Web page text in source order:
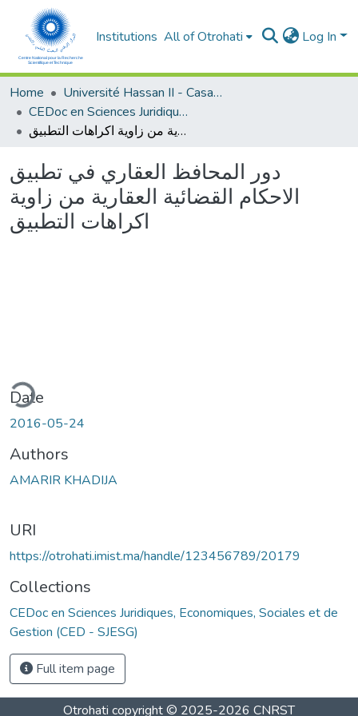
Institutions All of Otrohati Log In
Home
Université Hassan II - Casablanca
CEDoc en Sciences Juridiques, Economiques, Sociales et de Gestion (CED - SJESG)
دور المحافظ العقاري في تطبيق الاحكام القضائية العقارية من زاوية اكراهات التطبيق
دور المحافظ العقاري في تطبيق
الاحكام القضائية العقارية من زاوية
اكراهات التطبيق
Date
2016-05-24
Authors
AMARIR KHADIJA
URI
https://otrohati.imist.ma/handle/123456789/20179
Collections
CEDoc en Sciences Juridiques, Economiques, Sociales et de
Gestion (CED - SJESG)
Full item page
Otrohati copyright © 2025-2026 CNRST